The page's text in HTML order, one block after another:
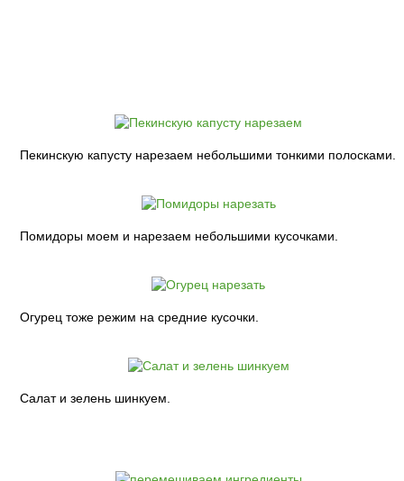
Пекинскую капусту нарезаем небольшими тонкими полосками.
Помидоры моем и нарезаем небольшими кусочками.
Огурец тоже режим на средние кусочки.
Салат и зелень шинкуем.